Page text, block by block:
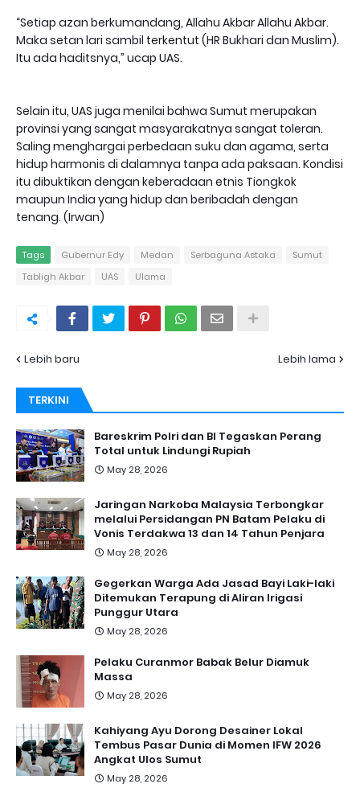
“Setiap azan berkumandang, Allahu Akbar Allahu Akbar.
Maka setan lari sambil terkentut (HR Bukhari dan Muslim).
Itu ada haditsnya,” ucap UAS.
Selain itu, UAS juga menilai bahwa Sumut merupakan
provinsi yang sangat masyarakatnya sangat toleran.
Saling menghargai perbedaan suku dan agama, serta
hidup harmonis di dalamnya tanpa ada paksaan. Kondisi
itu dibuktikan dengan keberadaan etnis Tiongkok
maupun India yang hidup dan beribadah dengan
tenang. (Irwan)
Tags Gubernur Edy Medan Serbaguna Astaka
Sumut
Tabligh Akbar
UAS Ulama
Lebih baru Lebih lama
TERKINI
Bareskrim Polri dan BI Tegaskan Perang
Total untuk Lindungi Rupiah
May 28, 2026
Jaringan Narkoba Malaysia Terbongkar
melalui Persidangan PN Batam Pelaku di
Vonis Terdakwa 13 dan 14 Tahun Penjara
May 28, 2026
Gegerkan Warga Ada Jasad Bayi Laki-laki
Ditemukan Terapung di Aliran Irigasi
Punggur Utara
May 28, 2026
Pelaku Curanmor Babak Belur Diamuk
Massa
May 28, 2026
Kahiyang Ayu Dorong Desainer Lokal
Tembus Pasar Dunia di Momen IFW 2026
Angkat Ulos Sumut
May 28, 2026